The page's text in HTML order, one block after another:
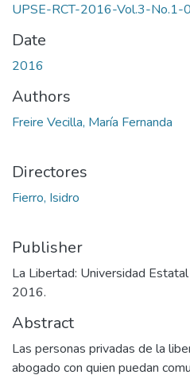
UPSE-RCT-2016-Vol.3-No.1-
Date
2016
Authors
Freire Vecilla, María Fernanda
Directores
Fierro, Isidro
Publisher
La Libertad: Universidad
2016.
Abstract
Las personas privadas de la
abogado con quien puedan